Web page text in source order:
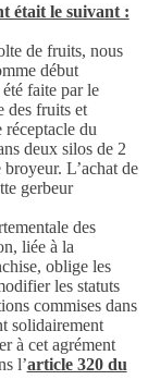
était le suivant :
de fruits, nous
début
faite par le
des fruits et
réceptacle du
deux silos de 2
L’achat de
gerbeur
des
liée à la
oblige les
les statuts
commises dans
solidairement
à cet agrément
l’article 320 du